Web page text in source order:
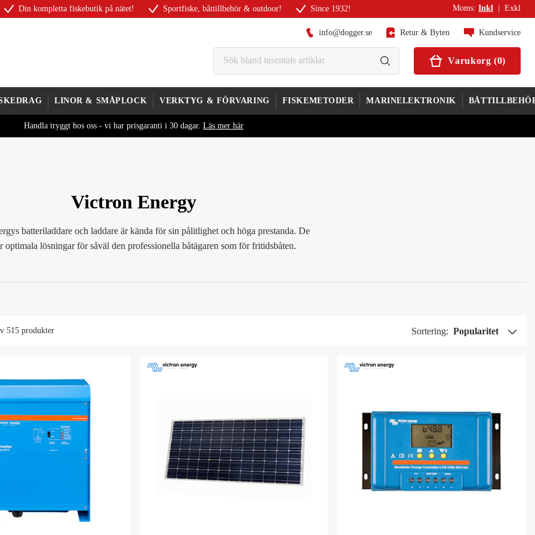
Din kompletta fiskebutik på nätet! Sportfiske, båttillbehör & outdoor! Since 1932! Moms: Inkl Exkl
info@dogger.se Retur & Byten Kundservice
Varukorg (0)
LINOR & SMÅPLOCK VERKTYG & FÖRVARING FISKEMETODER MARINELEKTRONIK
Handla tryggt hos oss - vi har prisgaranti i 30 dagar. Läs mer här
Victron Energy
batteriladdare och laddare är kända för sin pålitlighet och höga prestanda. De
optimala lösningar för såväl den professionella båtägaren som för fritidsbåten.
515 produkter Sortering: Popularitet